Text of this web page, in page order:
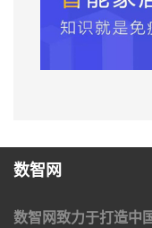
数智网
数智网致力于打造中